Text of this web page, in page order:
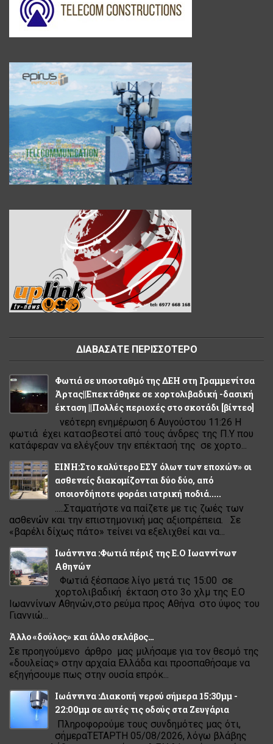
ΔΙΑΒΑΣΑΤΕ ΠΕΡΙΣΣΟΤΕΡΟ
Φωτιά σε υποσταθμό της ΔΕΗ στη Γραμμενίτσα
Άρτας||Επεκτάθηκε σε χορτολιβαδική -δασική
έκταση ||Πολλές περιοχές στο σκοτάδι [βίντεο]
νεότερη ενημέρωση 6 Αυγούστου 11:26 Η
φωτιά έχει κατασβεστεί από τους άνδρες της Π.Υ που
κατάφεραν να ελέγξουν την επέκτασή της σε χορτο...
ΕΙΝΗ:Στο καλύτερο ΕΣΥ όλων των εποχών» οι
ασθενείς διακομίζονται δύο δύο, από
οποιονδήποτε φοράει ιατρική ποδιά.....
.....Σταματήστε να παίζετε με τις ζωές των
ασθενών και την επιστημονική μας αξιοπρέπεια. Σε
«βαρέλι δίχως πάτο» τείνει να εξελιχθεί και να...
Ιωάννινα :Φωτιά πέριξ της Ε.Ο Ιωαννίνων
Αθηνών
Φωτιά ξέσπασε λίγο μετά τις 15:00 σε
χορτολιβαδική έκταση στο 3ο χλμ της Ε.Ο
Ιωαννίνων Αθηνών,στο ρεύμα προς Αθήνα στο ύψος του
Γιαννιώ...
Άλλο «δούλος» και άλλο σκλάβος…
Σε προηγούμενο άρθρο μας μιλήσαμε για τον θεσμό της
«δουλείας» στην αρχαία Ελλάδα και προσπαθήσαμε να
εξηγήσουμε πως στην ουσία επρόκ...
Ιωάννινα :Διακοπή νερού σήμερα 15:30μμ -
22:00μμ σε αυτές τις οδούς στα Ζευγάρια
Πληροφορούμε τους συνδημότες μας ότι,
σήμεραΤΕΤΑΡΤΗ 05/08/2026, λόγω βλάβης